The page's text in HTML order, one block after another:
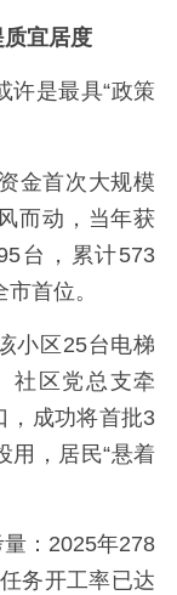
宜居度
许是最具“政策
金首次大规模
而动，当年获
台，累计573
首位。
小区25台电梯
社区党总支牵
，成功将首批3
用，居民“悬着
：2025年278
务开工率已达